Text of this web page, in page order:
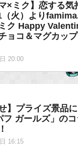
×ミク】恋する気
（火）より
ク Happy
ョコ＆マグカッ
20:00
】プライズ景品
フ ガールズ」の
16:15